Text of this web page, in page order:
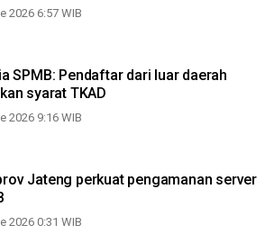
2026 6:57 WIB
SPMB: Pendaftar dari luar daerah
syarat TKAD
2026 9:16 WIB
Jateng perkuat pengamanan server
2026 0:31 WIB